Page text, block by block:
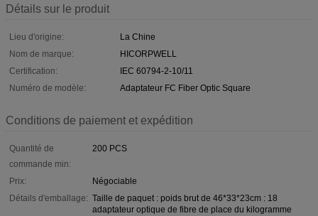
Détails sur le produit
Lieu d'origine:
La Chine
Nom de marque:
HICORPWELL
Certification:
IEC 60794-2-10/11
Numéro de modèle:
Adaptateur FC Fiber Optic Square
Conditions de paiement et expédition
Quantité de
commande min:
200 PCS
Prix:
Négociable
Détails d'emballage: Taille de paquet : poids brut de 46*33*23cm : 18
adaptateur optique de fibre de place du kilogramme